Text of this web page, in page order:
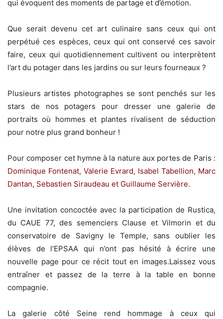
qui évoquent des moments de partage et d’émotion.
Que serait devenu cet art culinaire sans ceux qui ont
perpétué ces espèces, ceux qui ont conservé ces savoir
faire, ceux qui quotidiennement cultivent ou interprètent
l’art du potager dans les jardins ou sur leurs fourneaux ?
Plusieurs artistes photographes se sont penchés sur les
stars de nos potagers pour dresser une galerie de
portraits où hommes et plantes rivalisent de séduction
pour notre plus grand bonheur !
Pour composer cet hymne à la nature aux portes de Paris :
Dominique Fontenat, Valerie Evrard, Isabel Tabellion, Marc
Dantan, Sebastien Siraudeau et Guillaume Servière.
Une invitation concoctée avec la participation de Rustica,
du CAUE 77, des semenciers Clause et Vilmorin et du
conservatoire de Savigny le Temple, sans oublier les
élèves de l’EPSAA qui n’ont pas hésité à écrire une
nouvelle page pour ce récit tout en images.Laissez vous
entraîner et passez de la terre à la table en bonne
compagnie.
La galerie côté Seine rend hommage à ceux qui